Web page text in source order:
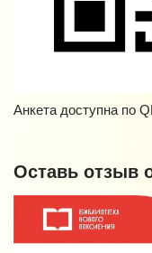
Анкета доступна по
Оставь отзыв